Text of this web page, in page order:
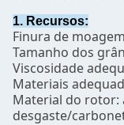
1. Recursos:
Finura de
Tamanho dos
Viscosidade
Materiais
Material do rotor:
desgaste/